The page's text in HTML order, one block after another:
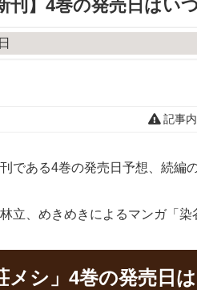
刊】4巻の発売日はい
記事
である4巻の発売日予想、続編
立、めきめきによるマンガ「
メシ」4巻の発売日